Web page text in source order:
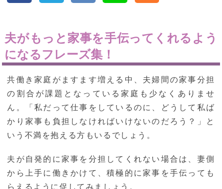
夫がもっと家事を手伝ってくれるよう
になるフレーズ集！
共働き家庭がますます増える中、夫婦間の家事分担
の割合が課題となっている家庭も少なくありませ
ん。「私だって仕事をしているのに、どうして私ば
かり家事も負担しなければいけないのだろう？」と
いう不満を抱える方もいるでしょう。
夫が自発的に家事を分担してくれない場合は、妻側
から上手に働きかけて、積極的に家事を手伝っても
らえるように促してみましょう。